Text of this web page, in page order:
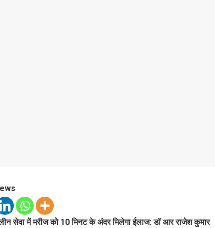
सेवा में मरीज को 10 मिनट के अंदर मिलेगा ईलाज: डॉ आर राजेश कुमार